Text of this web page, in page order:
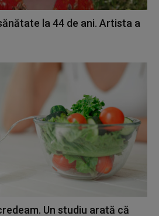
la 44 de ani. Artista a
Un studiu arată că